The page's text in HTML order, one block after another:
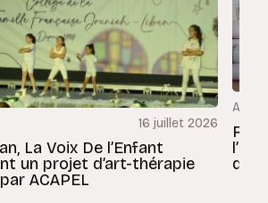
16 juillet 2026
La Voix De l’Enfant
un projet d’art-thérapie
ACAPEL